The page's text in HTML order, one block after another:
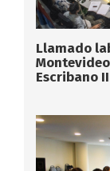
Llamado
Escribano